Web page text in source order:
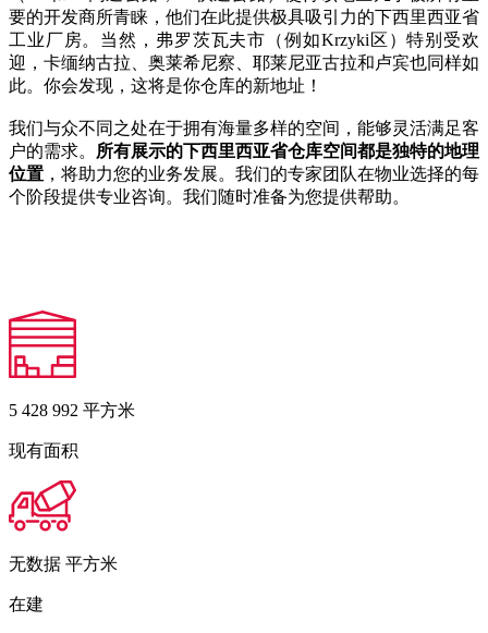
要的开发商所青睐，他们在此提供极具吸引力的下西里西亚省
工业厂房。当然，弗罗茨瓦夫市（例如Krzyki区）特别受欢
迎，卡缅纳古拉、奥莱希尼察、耶莱尼亚古拉和卢宾也同样如
此。你会发现，这将是你仓库的新地址！
我们与众不同之处在于拥有海量多样的空间，能够灵活满足客
户的需求。 所有展示的下西里西亚省仓库空间都是独特的地理
位置 ，将助力您的业务发展。我们的专家团队在物业选择的每
个阶段提供专业咨询。我们随时准备为您提供帮助。
5 428 992 平方米
现有面积
无数据 平方米
在建